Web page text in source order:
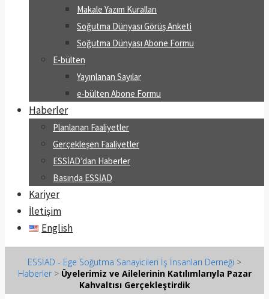
Makale Yazım Kuralları
Soğutma Dünyası Görüş Anketi
Soğutma Dünyası Abone Formu
E-bülten
Yayınlanan Sayılar
e-bülten Abone Formu
Haberler
Planlanan Faaliyetler
Gerçekleşen Faaliyetler
ESSİAD’dan Haberler
Basında ESSİAD
Kariyer
İletişim
English
ESSİAD - Ege Soğutma Sanayicileri İş İnsanları Derneği >
Haberler> Üyelerimiz ve Ailelerinin Katılımlarıyla Pazar
Kahvaltısı Gerçekleştirdik